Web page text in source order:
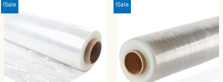
Sale!
Sale!